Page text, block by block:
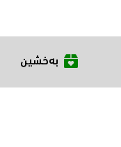
بەخشین